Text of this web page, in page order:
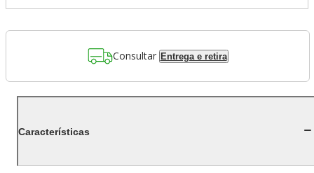
Consultar Entrega e retira
Características